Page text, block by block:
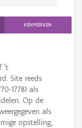
KENMERKEN
't
Site reeds
1778) als
Op de
als
opstelling,